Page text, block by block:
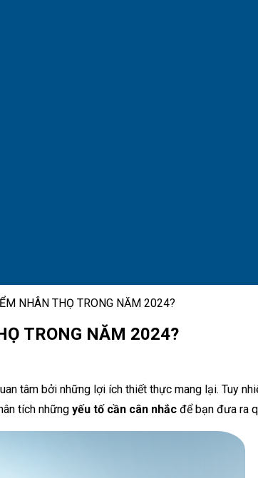
NHÂN THỌ TRONG NĂM 2024?
TRONG NĂM 2024?
tâm bởi những lợi ích thiết thực mang lại. Tuy
tích những yếu tố cần cân nhắc để bạn đưa ra